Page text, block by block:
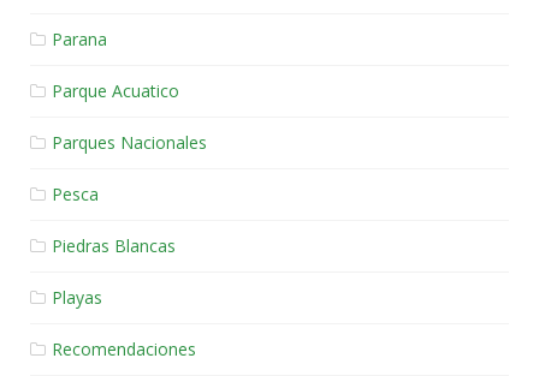
Parana
Parque Acuatico
Parques Nacionales
Pesca
Piedras Blancas
Playas
Recomendaciones